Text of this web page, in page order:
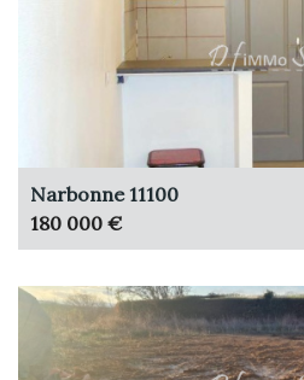
Narbonne 11100
180 000 €